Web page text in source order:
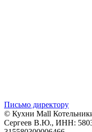
Письмо директору
© Кухни Mall
Сергеев В.Ю., ИНН: